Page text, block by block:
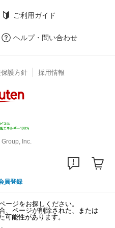
ご利用ガイド
ヘルプ・問い合わせ
護方針 採用情報
Inc.
員登録
ージをお探しください。
、ページが削除された、または
可能性があります。